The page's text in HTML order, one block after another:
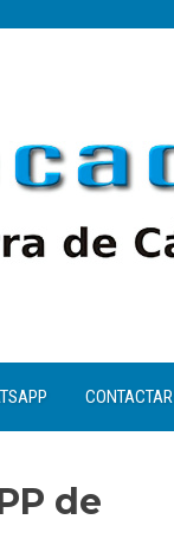
CONTACTAR
de